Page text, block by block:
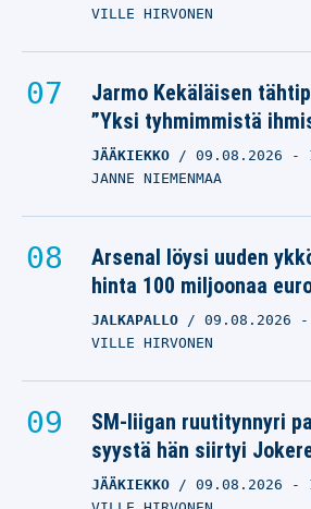
VILLE HIRVONEN
Jarmo Kekäläisen
”Yksi tyhmimmistä
JÄÄKIEKKO 09.08.2026 -
JANNE NIEMENMAA
Arsenal löysi uuden
hinta 100 miljoonaa
JALKAPALLO 09.08.2026 -
VILLE HIRVONEN
SM-liigan ruutitynnyri
syystä hän siirtyi
JÄÄKIEKKO 09.08.2026 -